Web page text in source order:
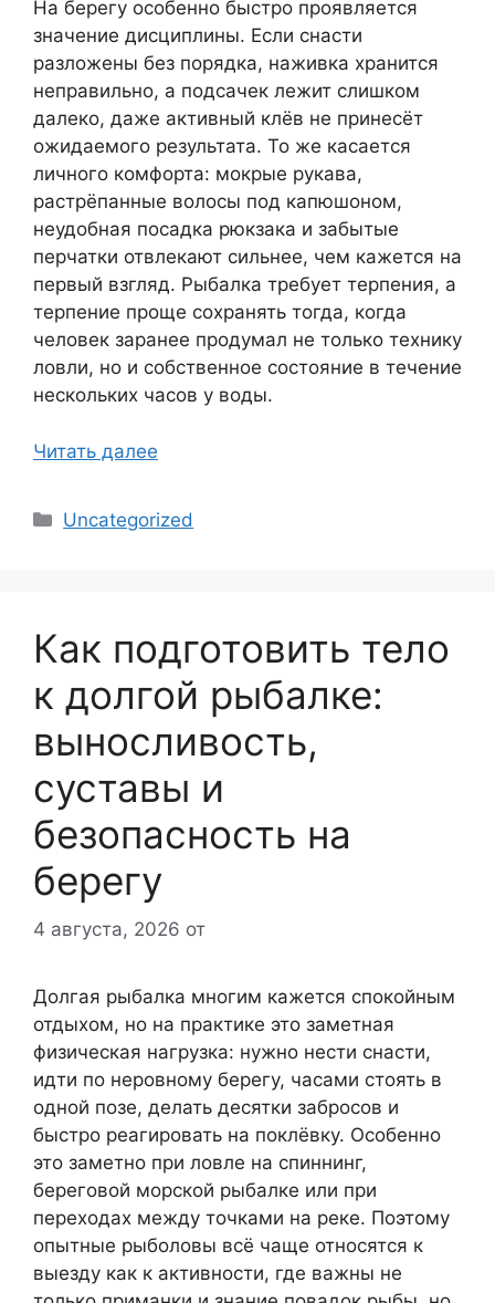
На берегу особенно быстро проявляется
значение дисциплины. Если снасти
разложены без порядка, наживка хранится
неправильно, а подсачек лежит слишком
далеко, даже активный клёв не принесёт
ожидаемого результата. То же касается
личного комфорта: мокрые рукава,
растрёпанные волосы под капюшоном,
неудобная посадка рюкзака и забытые
перчатки отвлекают сильнее, чем кажется на
первый взгляд. Рыбалка требует терпения, а
терпение проще сохранять тогда, когда
человек заранее продумал не только технику
ловли, но и собственное состояние в течение
нескольких часов у воды.
Читать далее
Рубрики
Uncategorized
Как подготовить тело
к долгой рыбалке:
выносливость,
суставы и
безопасность на
берегу
4 августа, 2026 от
Долгая рыбалка многим кажется спокойным
отдыхом, но на практике это заметная
физическая нагрузка: нужно нести снасти,
идти по неровному берегу, часами стоять в
одной позе, делать десятки забросов и
быстро реагировать на поклёвку. Особенно
это заметно при ловле на спиннинг,
береговой морской рыбалке или при
переходах между точками на реке. Поэтому
опытные рыболовы всё чаще относятся к
выезду как к активности, где важны не